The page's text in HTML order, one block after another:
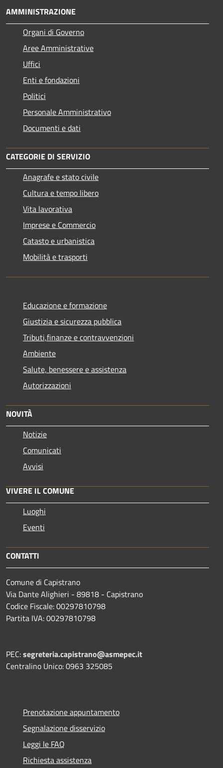
AMMINISTRAZIONE
Organi di Governo
Aree Amministrative
Uffici
Enti e fondazioni
Politici
Personale Amministrativo
Documenti e dati
CATEGORIE DI SERVIZIO
Anagrafe e stato civile
Cultura e tempo libero
Vita lavorativa
Imprese e Commercio
Catasto e urbanistica
Mobilità e trasporti
Educazione e formazione
Giustizia e sicurezza pubblica
Tributi,finanze e contravvenzioni
Ambiente
Salute, benessere e assistenza
Autorizzazioni
NOVITÀ
Notizie
Comunicati
Avvisi
VIVERE IL COMUNE
Luoghi
Eventi
CONTATTI
Comune di Capistrano
Via Dante Alighieri - 89818 - Capistrano
Codice Fiscale: 00297810798
Partita IVA: 00297810798
PEC:segreteria.capistrano@asmepec.it
Centralino Unico: 0963 325085
Prenotazione appuntamento
Segnalazione disservizio
Leggi le FAQ
Richiesta assistenza